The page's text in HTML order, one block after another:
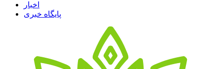
اخبار
پایگاه خبری